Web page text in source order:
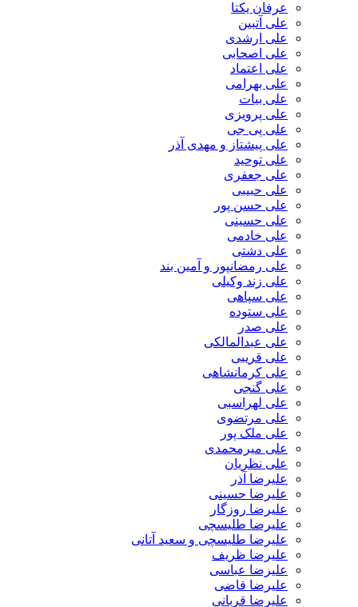
عرفان یکتا
علی آتبین
علی ارشدی
علی اصحابی
علی اعتماد
علی بهرامی
علی بیات
علی پرویزی
علی پی جی
علی پیشتاز و مهدی آذر
علی توحید
علی جعفری
علی حبیبی
علی حسن پور
علی حسینی
علی خادمی
علی دشتی
علی رمضانپور و آمین بند
علی زند وکیلی
علی سپاهی
علی ستوده
علی صدر
علی عبدالمالکی
علی قریبی
علی کرمانشاهی
علی گنجی
علی لهراسبی
علی مرتضوی
علی ملک پور
علی میرمحمدی
علی نظریان
علیرضا آذر
علیرضا حسینی
علیرضا روزگار
علیرضا طلیسچی
علیرضا طلیسچی و سعید آتانی
علیرضا ظریف
علیرضا عباسی
علیرضا قاضی
علیرضا قربانی